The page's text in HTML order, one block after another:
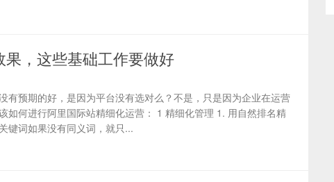
，这些基础工作要做好
有预期的好，是因为平台没有选对么？不是，只是因为企业在运营
如何进行阿里国际站精细化运营： 1 精细化管理 1. 用自然排名精
键词如果没有同义词，就只...